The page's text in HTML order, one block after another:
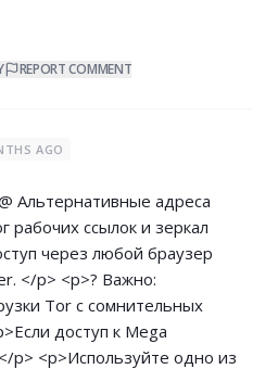
REPORT COMMENT
AGO
Альтернативные адреса
рабочих ссылок и зеркал
через любой браузер
</p> <p>? Важно:
Tor с сомнительных
доступ к Mega
p> <p>Используйте одно из